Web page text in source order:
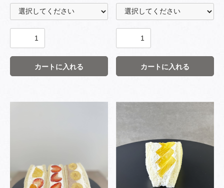
カートに入れる カートに入れる